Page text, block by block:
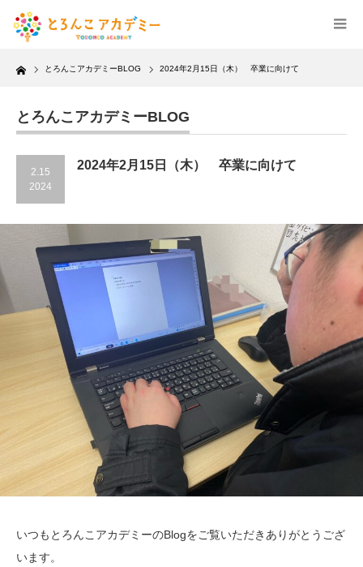
Home とろんこアカデミーBLOG 2024年2月15日（木） 卒業に向けて
とろんこアカデミーBLOG
2.15
2024
2024年2月15日（木） 卒業に向けて
いつもとろんこアカデミーのBlogをご覧いただきありがとうござ
います。